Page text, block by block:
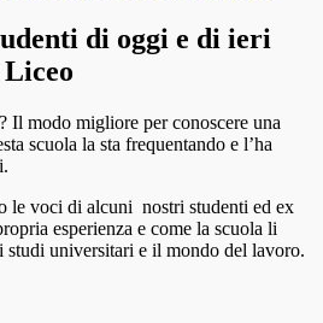
di oggi e di ieri
Il modo migliore per conoscere una
scuola la sta frequentando e l’ha
le voci di alcuni nostri studenti ed ex
esperienza e come la scuola li
studi universitari e il mondo del lavoro.